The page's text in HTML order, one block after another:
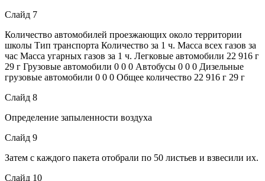
Слайд 7
Количество автомобилей проезжающих около территории
школы Тип транспорта Количество за 1 ч. Масса всех газов за
час Масса угарных газов за 1 ч. Легковые автомобили 22 916 г
29 г Грузовые автомобили 0 0 0 Автобусы 0 0 0 Дизельные
грузовые автомобили 0 0 0 Общее количество 22 916 г 29 г
Слайд 8
Определение запыленности воздуха
Слайд 9
Затем с каждого пакета отобрали по 50 листьев и взвесили их.
Слайд 10